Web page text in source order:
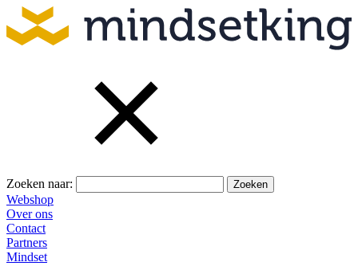
Zoeken naar:
Webshop
Over ons
Contact
Partners
Mindset